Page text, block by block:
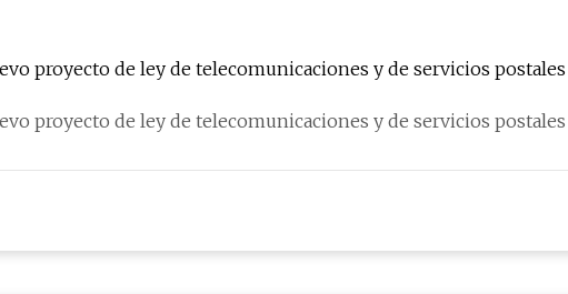
proyecto de ley de telecomunicaciones y de servicios postales